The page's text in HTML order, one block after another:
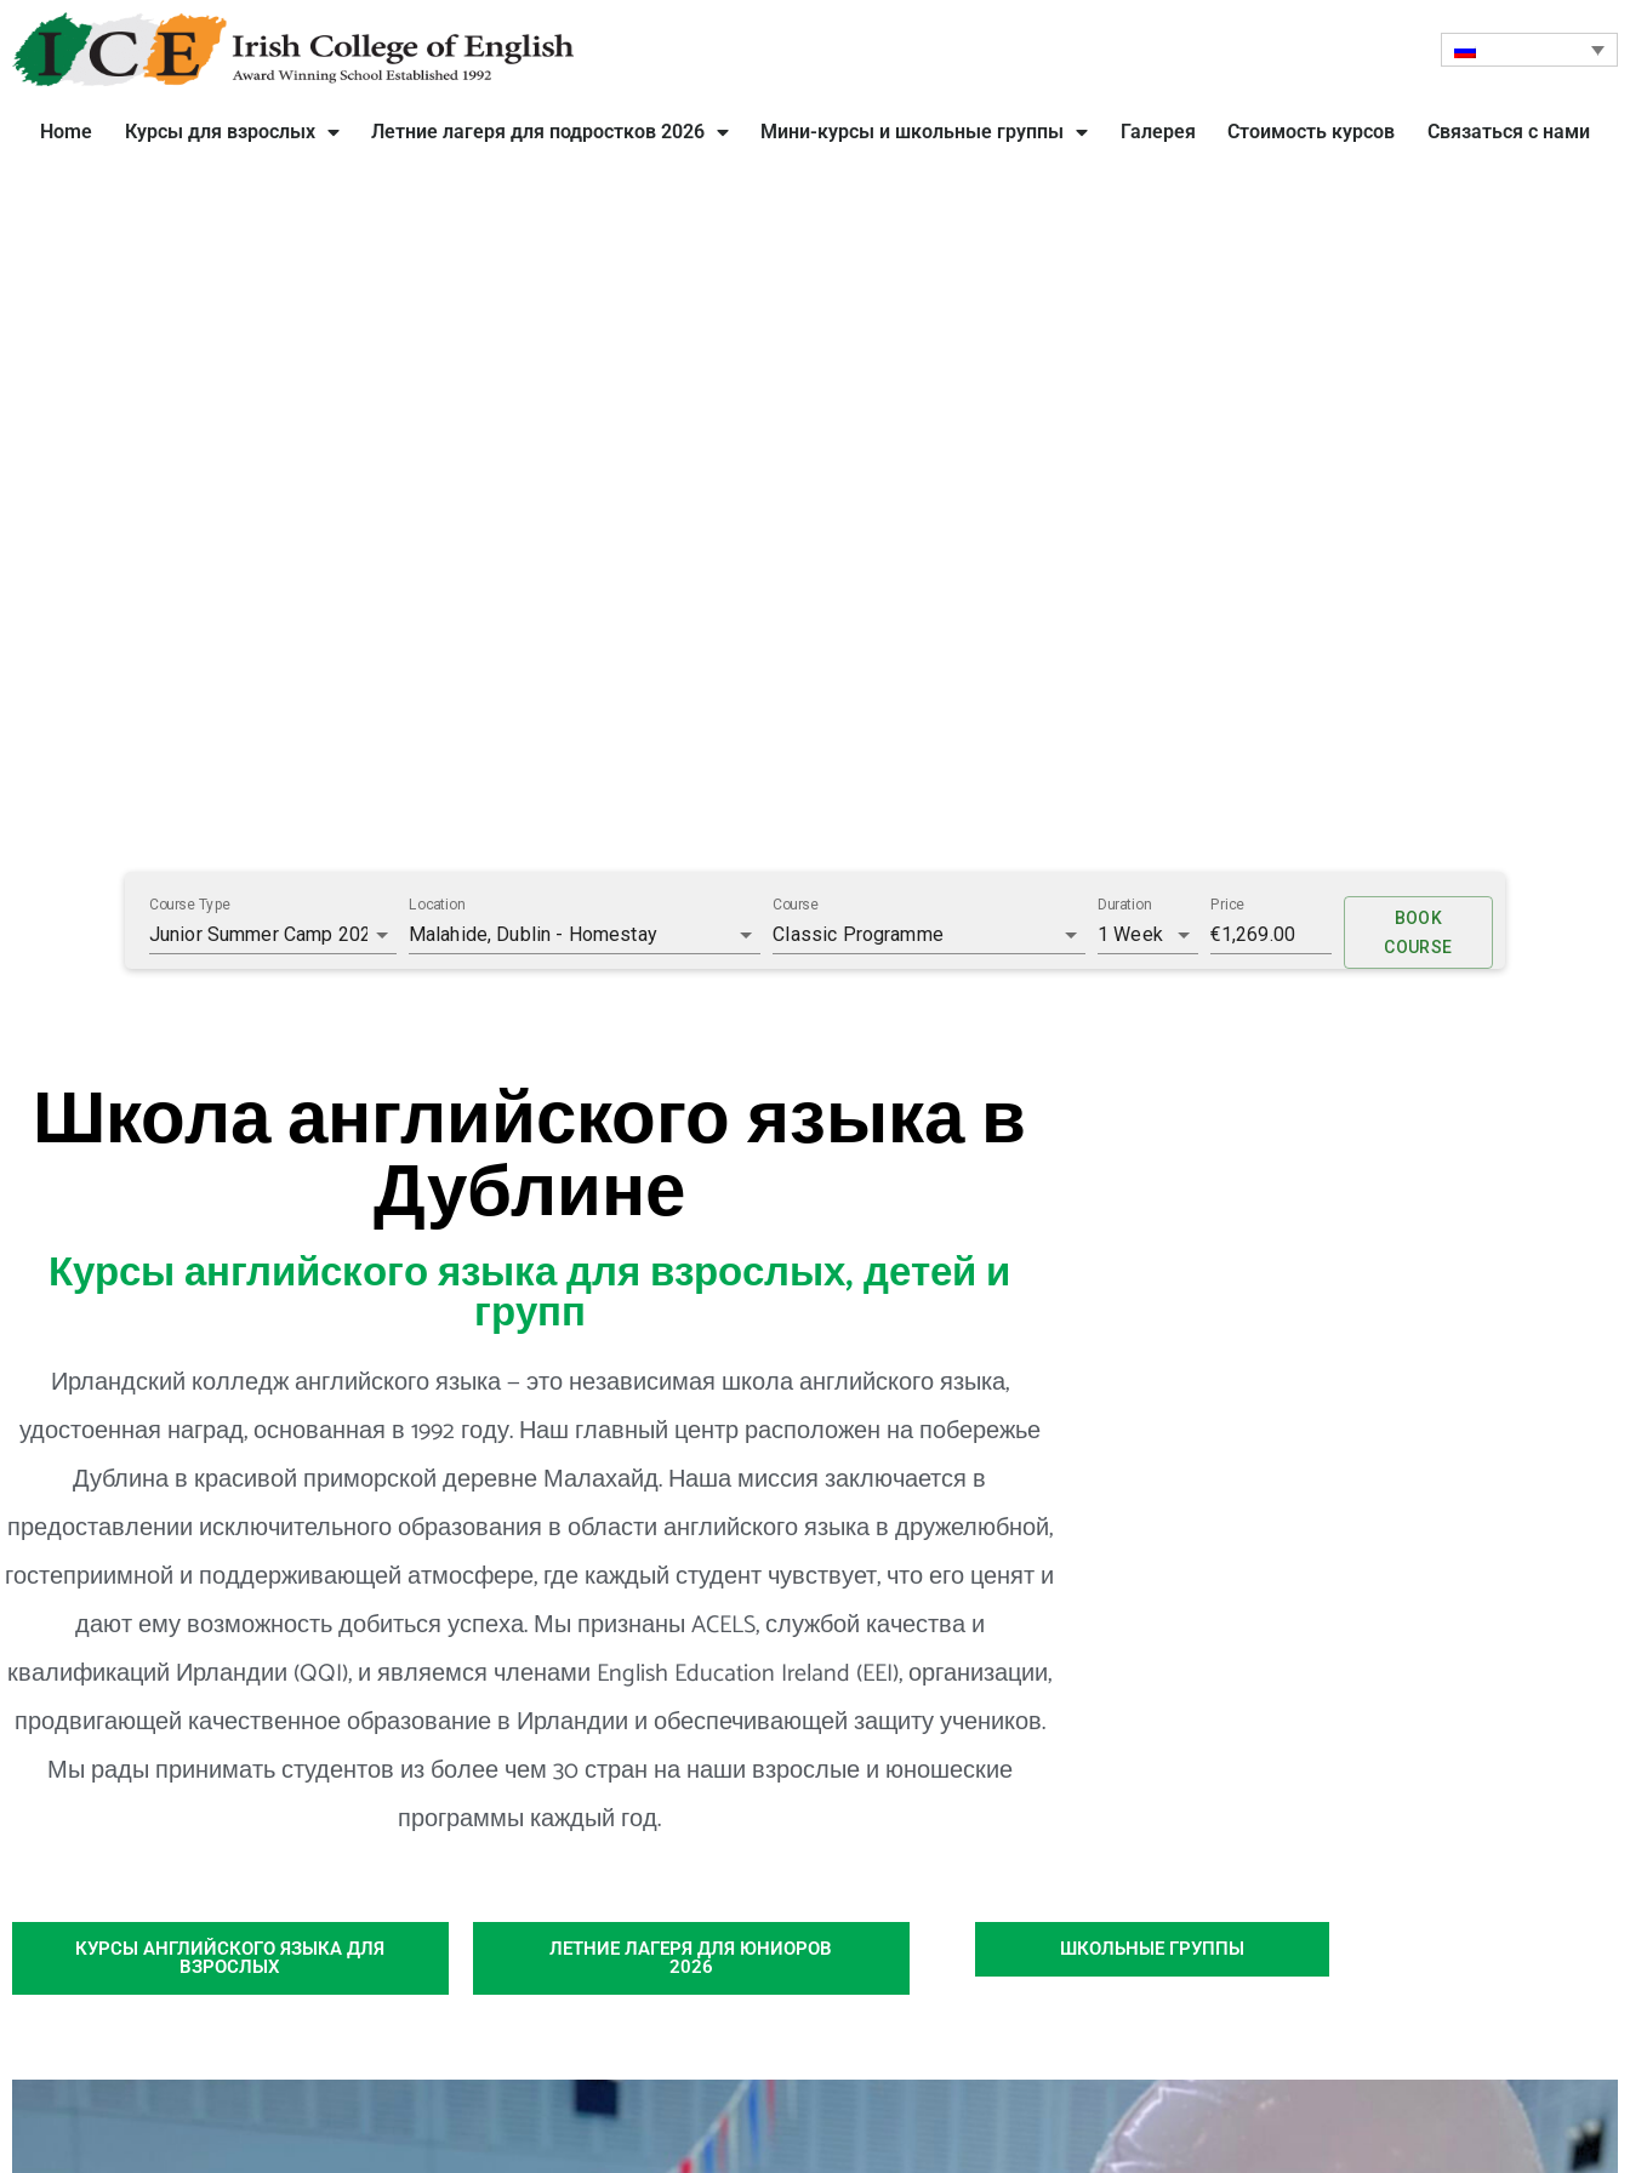
Home Курсы для взрослых Летние лагеря для подростков 2026 Мини-курсы и школьные группы Галерея Стоимость курсов Связаться с нами
Школа английского языка в
Дублине
Курсы английского языка для взрослых, детей и
групп
Ирландский колледж английского языка — это независимая школа английского языка,
удостоенная наград, основанная в 1992 году. Наш главный центр расположен на побережье
Дублина в красивой приморской деревне Малахайд. Наша миссия заключается в
предоставлении исключительного образования в области английского языка в дружелюбной,
гостеприимной и поддерживающей атмосфере, где каждый студент чувствует, что его ценят и
дают ему возможность добиться успеха. Мы признаны ACELS, службой качества и
квалификаций Ирландии (QQI), и являемся членами English Education Ireland (EEI), организации,
продвигающей качественное образование в Ирландии и обеспечивающей защиту учеников.
Мы рады принимать студентов из более чем 30 стран на наши взрослые и юношеские
программы каждый год.
КУРСЫ АНГЛИЙСКОГО ЯЗЫКА ДЛЯ
ВЗРОСЛЫХ
ЛЕТНИЕ ЛАГЕРЯ ДЛЯ ЮНИОРОВ
2026
ШКОЛЬНЫЕ ГРУППЫ